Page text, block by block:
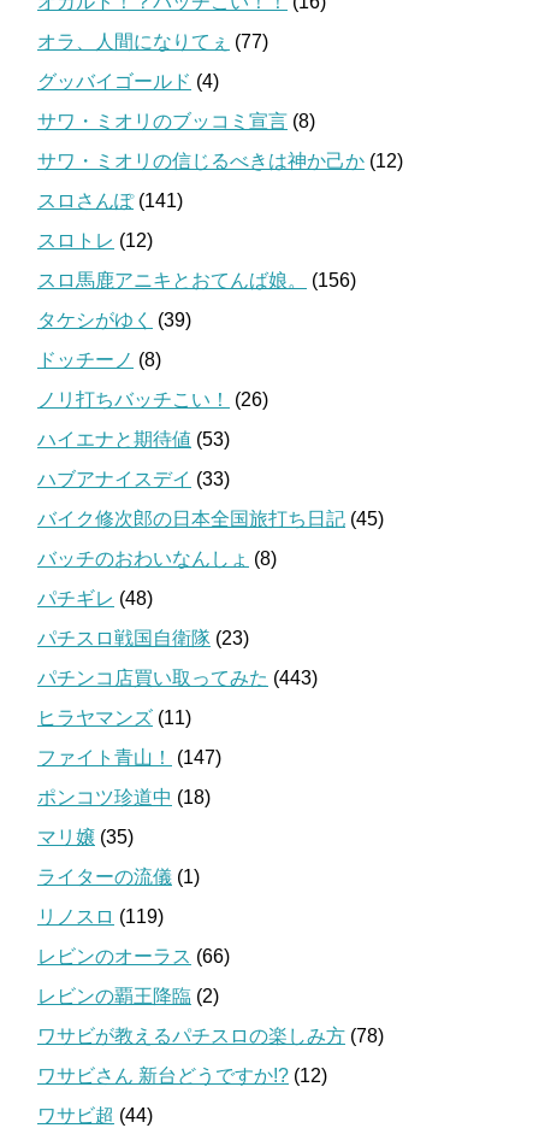
オラ、人間になりてぇ (77)
グッバイゴールド (4)
サワ・ミオリのブッコミ宣言 (8)
サワ・ミオリの信じるべきは神か己か (12)
スロさんぽ(141)
スロトレ (12)
スロ馬鹿アニキとおてんば娘。
(156)
タケシがゆく
(39)
ドッチーノ (8)
ノリ打ちバッチこい！
(26)
ハイエナと期待値 (53)
ハブアナイスデイ (33)
バイク修次郎の日本全国旅打ち日記 (45)
バッチのおわいなんしょ (8)
パチギレ (48)
パチスロ戦国自衛隊 (23)
パチンコ店買い取ってみた (443)
ヒラヤマンズ (11)
ファイト青山！
(147)
ポンコツ珍道中 (18)
マリ嬢 (35)
ライターの流儀 (1)
リノスロ (119)
レビンのオーラス (66)
レビンの覇王降臨 (2)
ワサビが教えるパチスロの楽しみ方 (78)
ワサビさん 新台どうですか!? (12)
ワサビ超 (44)